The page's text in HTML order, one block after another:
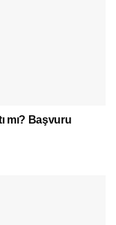
mı? Başvuru